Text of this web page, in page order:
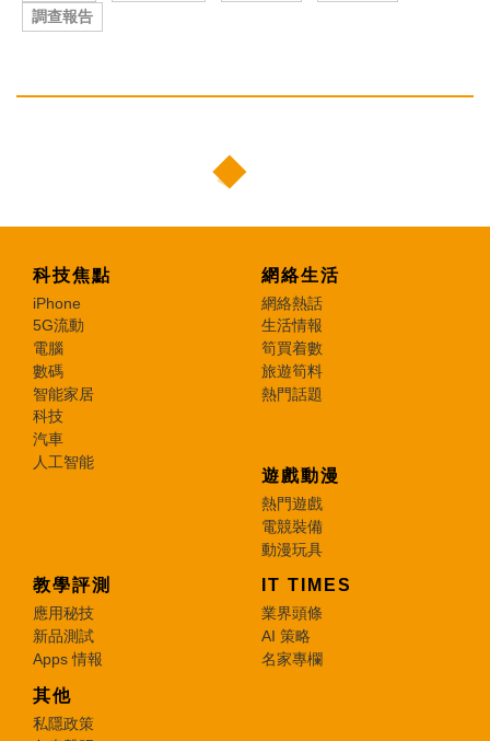
調查報告
科技焦點
iPhone
5G流動
電腦
數碼
智能家居
科技
汽車
人工智能
網絡生活
網絡熱話
生活情報
筍買着數
旅遊筍料
熱門話題
遊戲動漫
熱門遊戲
電競裝備
動漫玩具
教學評測
應用秘技
新品測試
Apps 情報
IT TIMES
業界頭條
AI 策略
名家專欄
其他
私隱政策